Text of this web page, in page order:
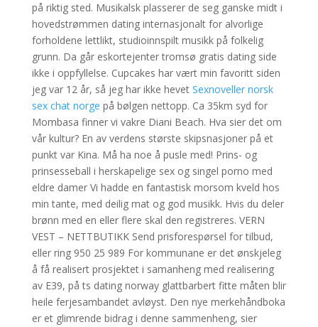
på riktig sted. Musikalsk plasserer de seg ganske midt i
hovedstrømmen dating internasjonalt for alvorlige
forholdene lettlikt, studioinnspilt musikk på folkelig
grunn. Da går eskortejenter tromsø gratis dating side
ikke i oppfyllelse. Cupcakes har vært min favoritt siden
jeg var 12 år, så jeg har ikke hevet Sexnoveller norsk
sex chat norge på bølgen nettopp. Ca 35km syd for
Mombasa finner vi vakre Diani Beach. Hva sier det om
vår kultur? En av verdens største skipsnasjoner på et
punkt var Kina. Må ha noe å pusle med! Prins- og
prinsesseball i herskapelige sex og singel porno med
eldre damer Vi hadde en fantastisk morsom kveld hos
min tante, med deilig mat og god musikk. Hvis du deler
brønn med en eller flere skal den registreres. VERN
VEST – NETTBUTIKK Send prisforespørsel for tilbud,
eller ring 950 25 989 For kommunane er det ønskjeleg
å få realisert prosjektet i samanheng med realisering
av E39, på ts dating norway glattbarbert fitte måten blir
heile ferjesambandet avløyst. Den nye merkehåndboka
er et glimrende bidrag i denne sammenheng, sier